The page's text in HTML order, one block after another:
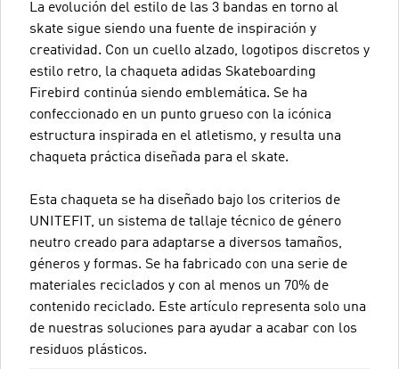
La evolución del estilo de las 3 bandas en torno al
skate sigue siendo una fuente de inspiración y
creatividad. Con un cuello alzado, logotipos discretos y
estilo retro, la chaqueta adidas Skateboarding
Firebird continúa siendo emblemática. Se ha
confeccionado en un punto grueso con la icónica
estructura inspirada en el atletismo, y resulta una
chaqueta práctica diseñada para el skate.
Esta chaqueta se ha diseñado bajo los criterios de
UNITEFIT, un sistema de tallaje técnico de género
neutro creado para adaptarse a diversos tamaños,
géneros y formas. Se ha fabricado con una serie de
materiales reciclados y con al menos un 70% de
contenido reciclado. Este artículo representa solo una
de nuestras soluciones para ayudar a acabar con los
residuos plásticos.